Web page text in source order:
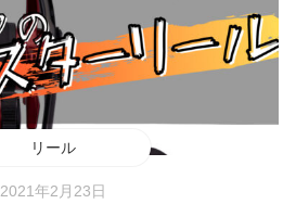
リール
2021年2月23日